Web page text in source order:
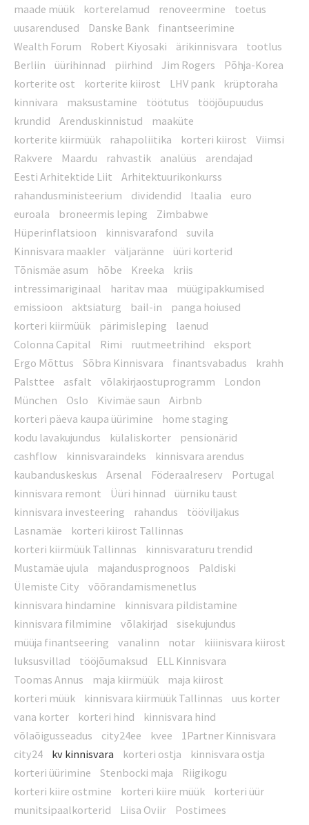
maade müük
korterelamud renoveermine
toetus
uusarendused
Danske Bank
finantseerimine
Wealth Forum
Robert Kiyosaki ärikinnisvara
tootlus
Berliin
üürihinnad piirhind Jim Rogers
Põhja-Korea
korterite ost
korterite kiirost LHV pank
krüptoraha
kinnivara
maksustamine töötutus
tööjõupuudus
krundid
Arenduskinnistud
maaküte
korterite kiirmüük
rahapoliitika korteri kiirost
Viimsi
Rakvere
Maardu rahvastik analüüs
arendajad
Eesti Arhitektide Liit
Arhitektuurikonkurss
rahandusministeerium
dividendid Itaalia
euro
euroala
broneermis leping
Zimbabwe
Hüperinflatsioon
kinnisvarafond
suvila
Kinnisvara maakler
väljaränne
üüri korterid
Tõnismäe asum
hõbe Kreeka
kriis
intressimariginaal
haritav maa
müügipakkumised
emissioon
aktsiaturg bail-in
panga hoiused
korteri kiirmüük
pärimisleping
laenud
Colonna Capital
Rimi ruutmeetrihind
eksport
Ergo Mõttus
Sõbra Kinnisvara finantsvabadus
krahh
Palsttee
asfalt võlakirjaostuprogramm
London
München
Oslo Kivimäe saun
Airbnb
korteri päeva kaupa üürimine
home staging
kodu lavakujundus
külaliskorter
pensionärid
cashflow
kinnisvaraindeks
kinnisvara arendus
kaubanduskeskus
Arsenal Föderaalreserv
Portugal
kinnisvara remont
Üüri hinnad
üürniku taust
kinnisvara investeering
rahandus
tööviljakus
Lasnamäe
korteri kiirost Tallinnas
korteri kiirmüük Tallinnas
kinnisvaraturu trendid
Mustamäe ujula
majandusprognoos
Paldiski
Ülemiste City
võõrandamismenetlus
kinnisvara hindamine
kinnisvara pildistamine
kinnisvara filmimine
võlakirjad
sisekujundus
müüja finantseering
vanalinn notar
kiiinisvara kiirost
luksusvillad
tööjõumaksud
ELL Kinnisvara
Toomas Annus
maja kiirmüük
maja kiirost
korteri müük
kinnisvara kiirmüük Tallinnas
uus korter
vana korter
korteri hind
kinnisvara hind
võlaõigusseadus
city24ee kvee
1Partner Kinnisvara
city24
kv kinnisvara korteri ostja
kinnisvara ostja
korteri üürimine
Stenbocki maja
Riigikogu
korteri kiire ostmine
korteri kiire müük
korteri üür
munitsipaalkorterid
Liisa Oviir
Postimees